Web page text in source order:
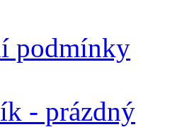
podmínky
prázdný